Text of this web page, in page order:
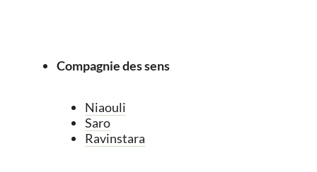
Compagnie des sens
Niaouli
Saro
Ravinstara